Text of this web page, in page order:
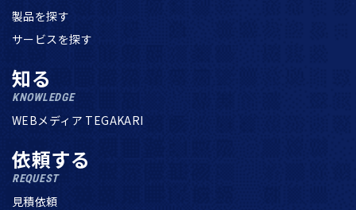
製品を探す
サービスを探す
知る
KNOWLEDGE
WEBメディア TEGAKARI
依頼する
REQUEST
見積依頼